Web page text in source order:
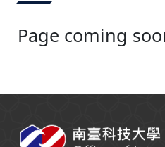
Page coming
:::